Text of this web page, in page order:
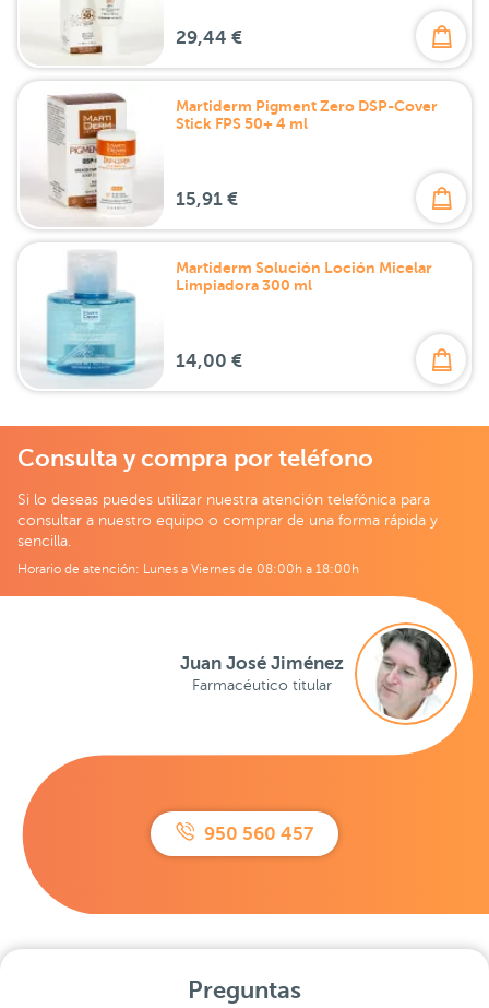
29,44 €
Martiderm Pigment Zero DSP-Cover
Stick FPS 50+ 4 ml
15,91 €
Martiderm Solución Loción Micelar
Limpiadora 300 ml
14,00 €
Consulta y compra por teléfono
Si lo deseas puedes utilizar nuestra atención telefónica para
consultar a nuestro equipo o comprar de una forma rápida y
sencilla.
Horario de atención: Lunes a Viernes de 08:00h a 18:00h
950 560 457
Juan José Jiménez
Farmacéutico titular
Preguntas